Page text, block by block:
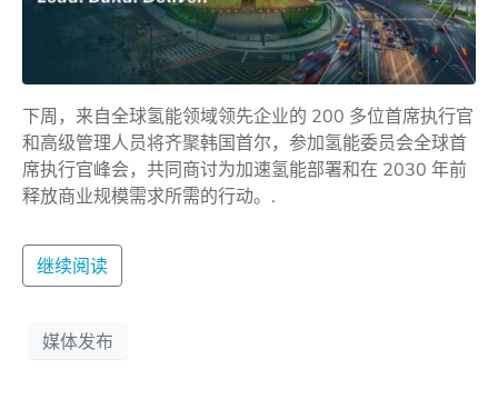
下周，来自全球氢能领域领先企业的 200 多位首席执行官
和高级管理人员将齐聚韩国首尔，参加氢能委员会全球首
席执行官峰会，共同商讨为加速氢能部署和在 2030 年前
释放商业规模需求所需的行动。.
继续阅读
媒体发布